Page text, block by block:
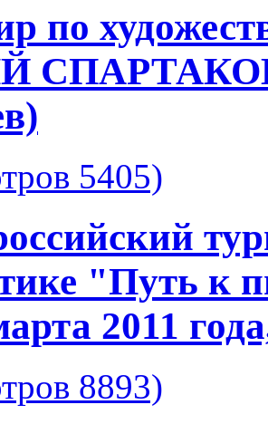
по
5405)
"Путь к
2011
8893)